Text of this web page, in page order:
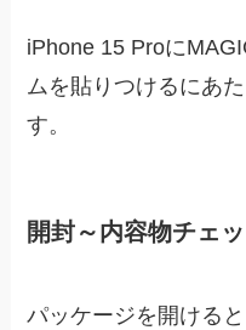
iPhone 15 Proに
ムを貼りつけるにあ
す。
開封～内容物チェ
パッケージを開ける